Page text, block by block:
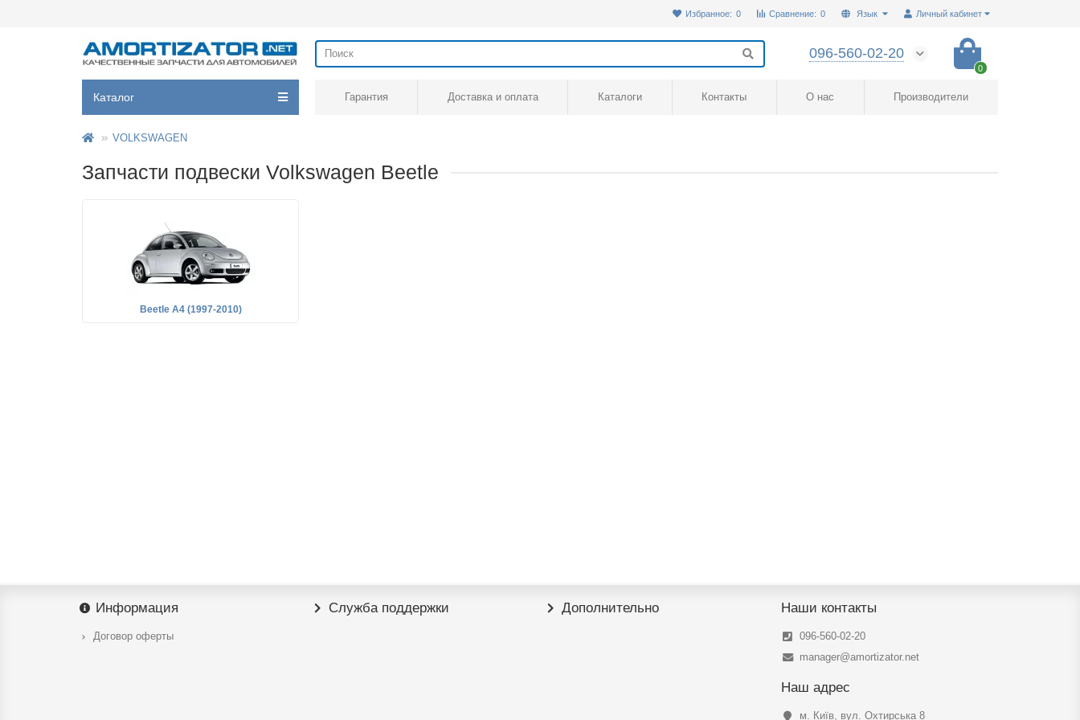
Личный кабинет
Язык
Сравнение: 0
Избранное: 0
096-560-02-20
0
Каталог Гарантия Доставка и оплата Каталоги Контакты О нас Производители
VOLKSWAGEN
Запчасти подвески Volkswagen Beetle
Beetle A4 (1997-2010)
Информация
Договор оферты
Служба поддержки Дополнительно Наши контакты
096-560-02-20
manager@amortizator.net
Наш адрес
м. Київ, вул. Охтирська 8